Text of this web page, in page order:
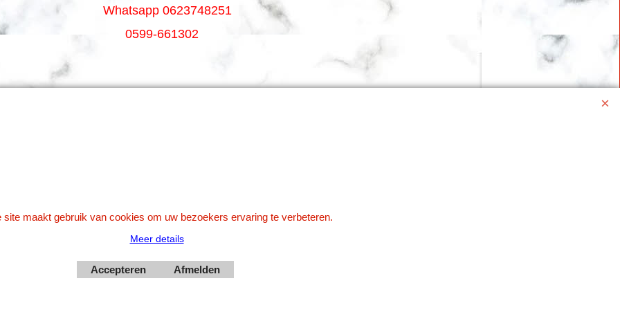
Whatsapp 0623748251
0599-661302
Webwinkel gemaakt met
ShopFactory webwinkel
software.
site maakt gebruik van cookies om uw bezoekers ervaring te verbeteren.
Meer details
Accepteren Afmelden